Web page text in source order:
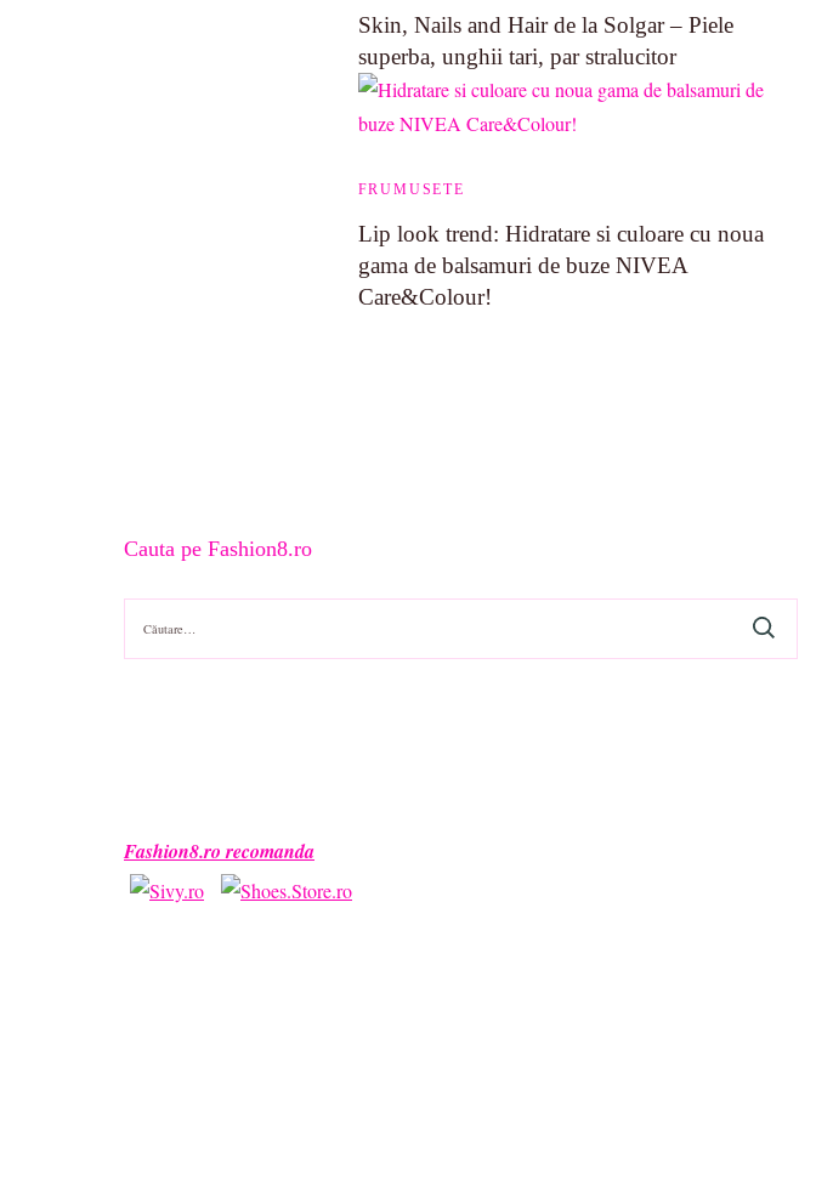
Skin, Nails and Hair de la Solgar – Piele
superba, unghii tari, par stralucitor
FRUMUSETE
Lip look trend: Hidratare si culoare cu noua
gama de balsamuri de buze NIVEA
Care&Colour!
Cauta pe Fashion8.ro
Caută
după:
Fashion8.ro recomanda